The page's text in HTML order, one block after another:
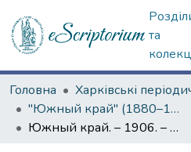
та
Головна
"Южный край" (1880–1919 гг.)
Южный край. – 1906. – 13 августа (№ 8864)